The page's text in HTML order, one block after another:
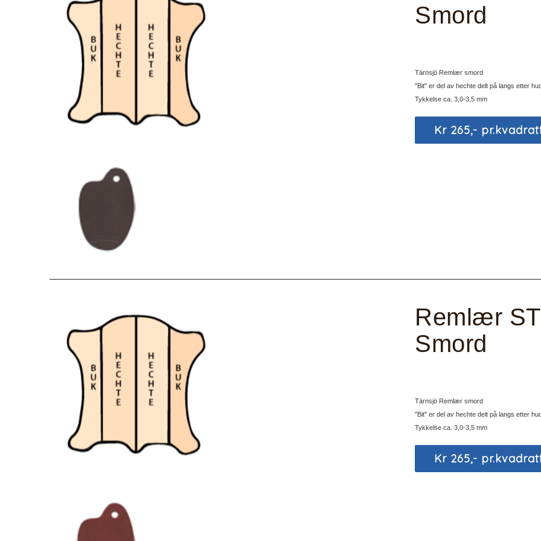
Smord
Tärnsjö Remlær smord
"Bit" er del av hechte delt på langs etter
Tykkelse ca. 3,0-3,5 mm
Kr 265,-
Remlær
Smord
Tärnsjö Remlær smord
"Bit" er del av hechte delt på langs etter
Tykkelse ca. 3,0-3,5 mm
Kr 265,-